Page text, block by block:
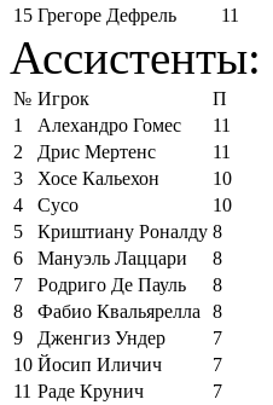
15 Грегоре Дефрель 11
Ассистенты:
№ Игрок
П
1
Алехандро Гомес
11
2
Дрис Мертенс
11
3
Хосе Кальехон
10
4
Сусо
10
5
Криштиану Роналду 8
6
Мануэль Лаццари
8
7
Родриго Де Пауль
8
8
Фабио Квальярелла
8
9
Дженгиз Ундер
7
10 Йосип Иличич
7
11 Раде Крунич
7